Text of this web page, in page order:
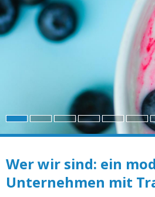
Für die großen und
kleinen Emotionen
Wer wir sind: ein
Unternehmen mit